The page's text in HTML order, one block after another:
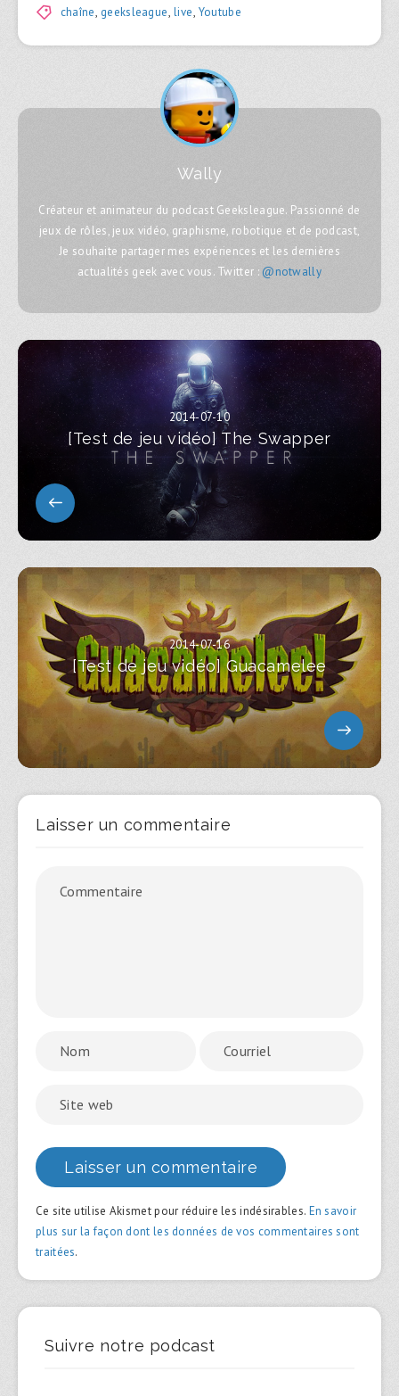
chaîne, geeksleague, live, Youtube
Wally
Créateur et animateur du podcast Geeksleague. Passionné de
jeux de rôles, jeux vidéo, graphisme, robotique et de podcast,
Je souhaite partager mes expériences et les dernières
actualités geek avec vous. Twitter : @notwally
2014-07-10
[Test de jeu vidéo] The Swapper
2014-07-16
[Test de jeu vidéo] Guacamelee
Laisser un commentaire
Ce site utilise Akismet pour réduire les indésirables. En savoir
plus sur la façon dont les données de vos commentaires sont
traitées.
Suivre notre podcast